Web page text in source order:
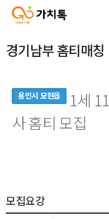
경기남부 홈티매칭
용인시 모현읍
1세
사 홈티 모집
모집요강